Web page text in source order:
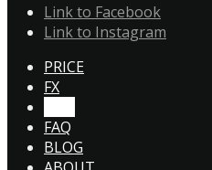
Link to Facebook
Link to Instagram
PRICE
FX
FAQ
BLOG